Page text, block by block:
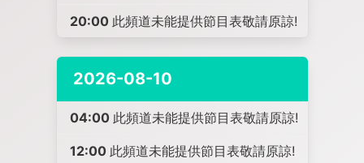
20:00 此頻道未能提供節目表敬請原諒!
2026-08-10
04:00 此頻道未能提供節目表敬請原諒!
12:00 此頻道未能提供節目表敬請原諒!